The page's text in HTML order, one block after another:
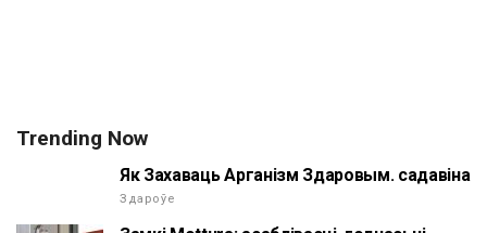
Trending Now
Як Захаваць Арганізм Здаровым. садавіна
Здароўе